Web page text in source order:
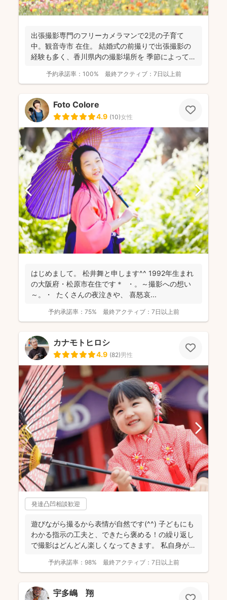
出張撮影専門のフリーカメラマンで2児の子育て
中。観音寺市 在住。 結婚式の前撮りで出張撮影の
経験も多く、香川県内の撮影場所を 季節によって最
予約承諾率： 100% 最終アクティブ： 7日以上前
Foto Colore
4.9 (10)女性
はじめまして。 松井舞と申します^^ 1992年生まれ
の大阪府・松原市在住です＊ ・。～撮影への想い
～。・ たくさんの夜泣きや、 喜怒哀...
予約承諾率： 75% 最終アクティブ： 7日以上前
カナモトヒロシ
4.9 (82)男性
発達凸凹相談歓迎
遊びながら撮るから表情が自然です(^^) 子どもにも
わかる指示の工夫と、できたら褒める！の繰り返し
で撮影はどんどん楽しくなってきます。 私自身が撮
予約承諾率： 98% 最終アクティブ： 7日以上前
宇多嶋 翔